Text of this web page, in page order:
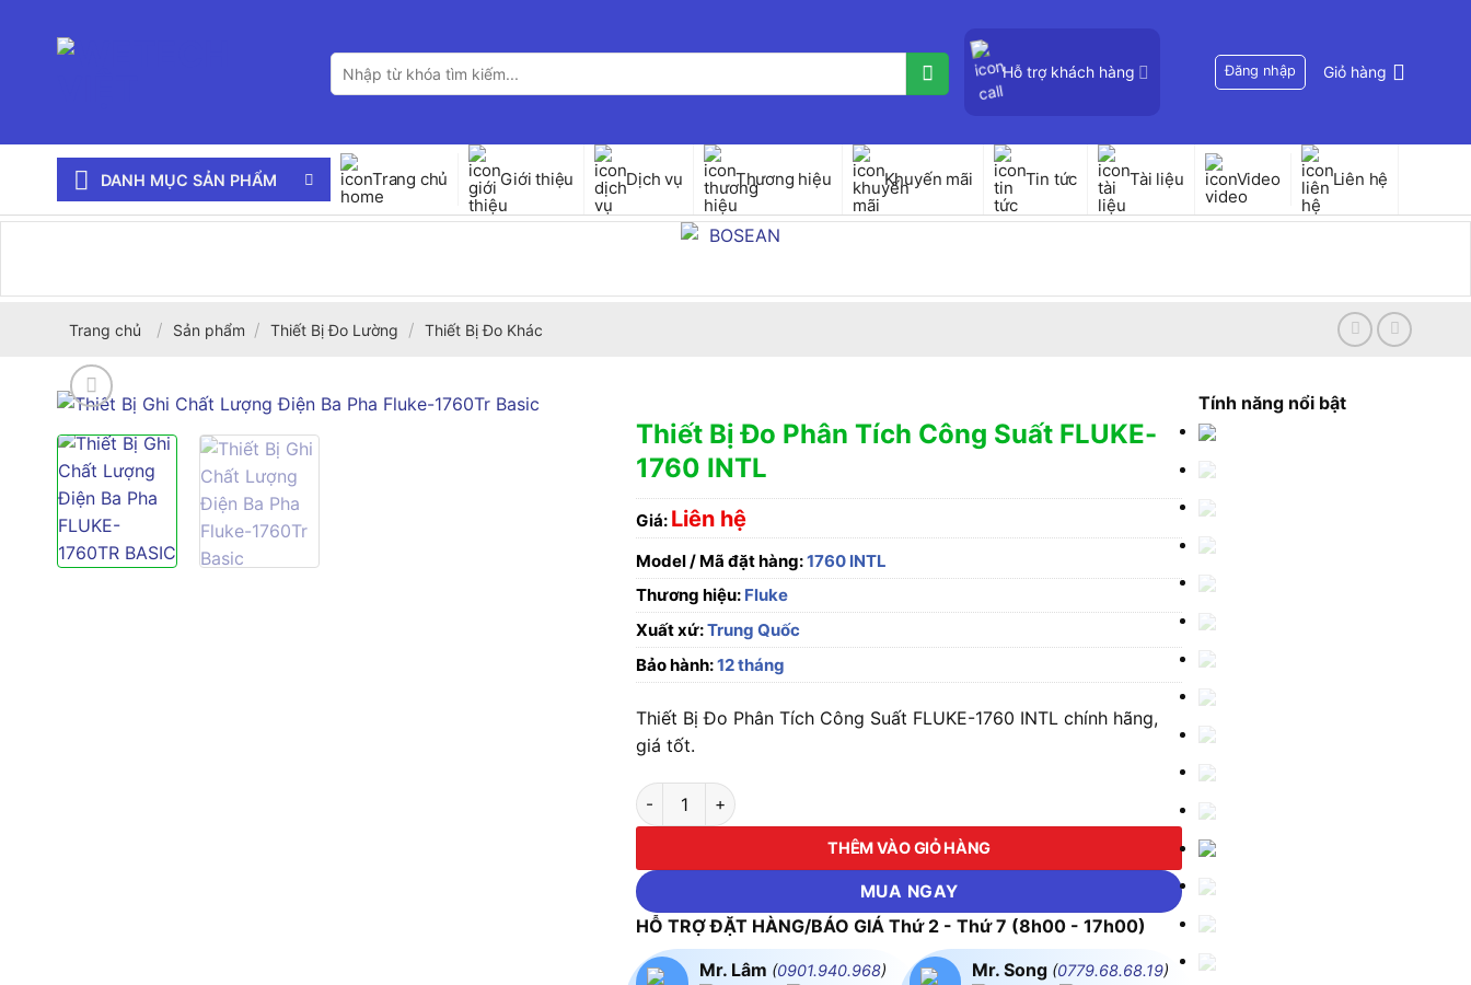
Tìm
kiếm:
Hỗ trợ khách hàng Đăng nhập Giỏ hàng
DANH MỤC SẢN PHẨM Trang chủ Giới thiệu Dịch vụ Thương hiệu Khuyến mãi Tin tức Tài liệu Video Liên hệ
Trang chủ / Sản phẩm / Thiết Bị Đo Lường / Thiết Bị Đo Khác
Thiết Bị Đo Phân Tích Công Suất FLUKE-
1760 INTL
Giá: Liên hệ
Model / Mã đặt hàng:1760 INTL
Thương hiệu: Fluke
Xuất xứ:Trung Quốc
Bảo hành:12 tháng
Thiết Bị Đo Phân Tích Công Suất FLUKE-1760 INTL chính hãng,
giá tốt.
Thiết Bị Đo Phân Tích Công Suất FLUKE-1760 INTL số lượng
THÊM VÀO GIỎ HÀNG
MUA NGAY
HỖ TRỢ ĐẶT HÀNG/BÁO GIÁ Thứ 2 - Thứ 7 (8h00 - 17h00)
Mr. Lâm (0901.940.968) Mr. Song (0779.68.68.19)
Tính năng nổi bật